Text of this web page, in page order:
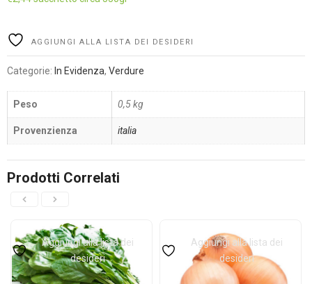
Alternative:
AGGIUNGI ALLA LISTA DEI DESIDERI
Categorie: In Evidenza, Verdure
Peso 0,5 kg
Provenzienza italia
Prodotti Correlati
Aggiungi alla lista dei
desideri
Aggiungi alla lista dei
desideri